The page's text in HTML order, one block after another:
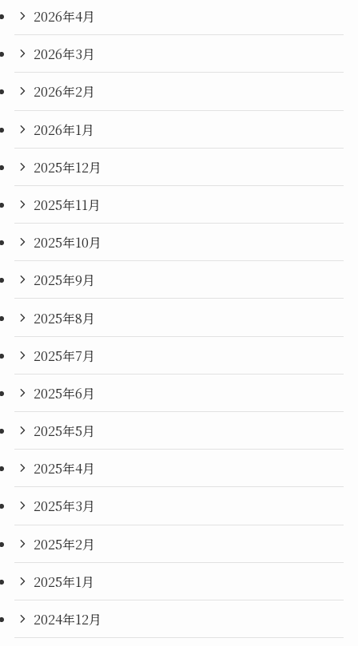
2026年4月
2026年3月
2026年2月
2026年1月
2025年12月
2025年11月
2025年10月
2025年9月
2025年8月
2025年7月
2025年6月
2025年5月
2025年4月
2025年3月
2025年2月
2025年1月
2024年12月